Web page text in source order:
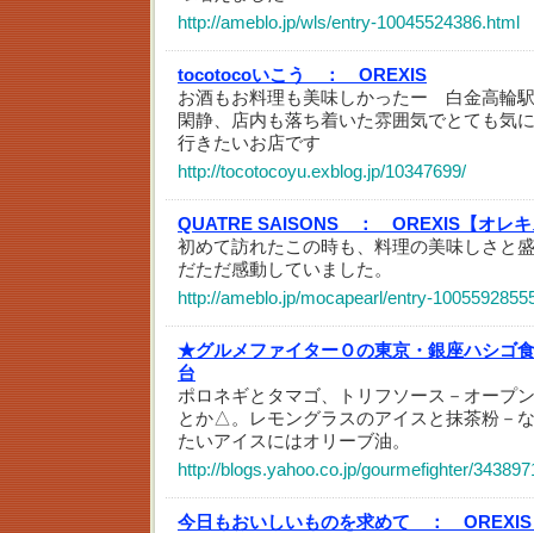
http://ameblo.jp/wls/entry-10045524386.html
tocotocoいこう ：
OREXIS
お酒もお料理も美味しかったー 白金高輪
閑静、店内も落ち着いた雰囲気でとても気
行きたいお店です
http://tocotocoyu.exblog.jp/10347699/
QUATRE SAISONS ：
OREXIS【オレ
初めて訪れたこの時も、料理の美味しさと
だただ感動していました。
http://ameblo.jp/mocapearl/entry-
★グルメファイターＯの東京・銀座ハシ
台
ポロネギとタマゴ、トリフソース－オープ
とか△。レモングラスのアイスと抹茶粉－
たいアイスにはオリーブ油。
http://blogs.yahoo.co.jp/gourmefighter/
今日もおいしいものを求めて ：